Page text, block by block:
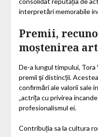
interpretări memorabile
Premii,
moștenirea
De-a lungul timpului,
premii și distincții.
confirmări ale valorii sale
„actrița cu privirea
profesionalismul ei.
Contribuția sa la cultura